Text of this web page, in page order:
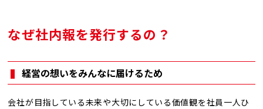
なぜ社内報を発行するの？
経営の想いをみんなに届けるため
会社が目指している未来や大切にしている価値観を社員一人ひ